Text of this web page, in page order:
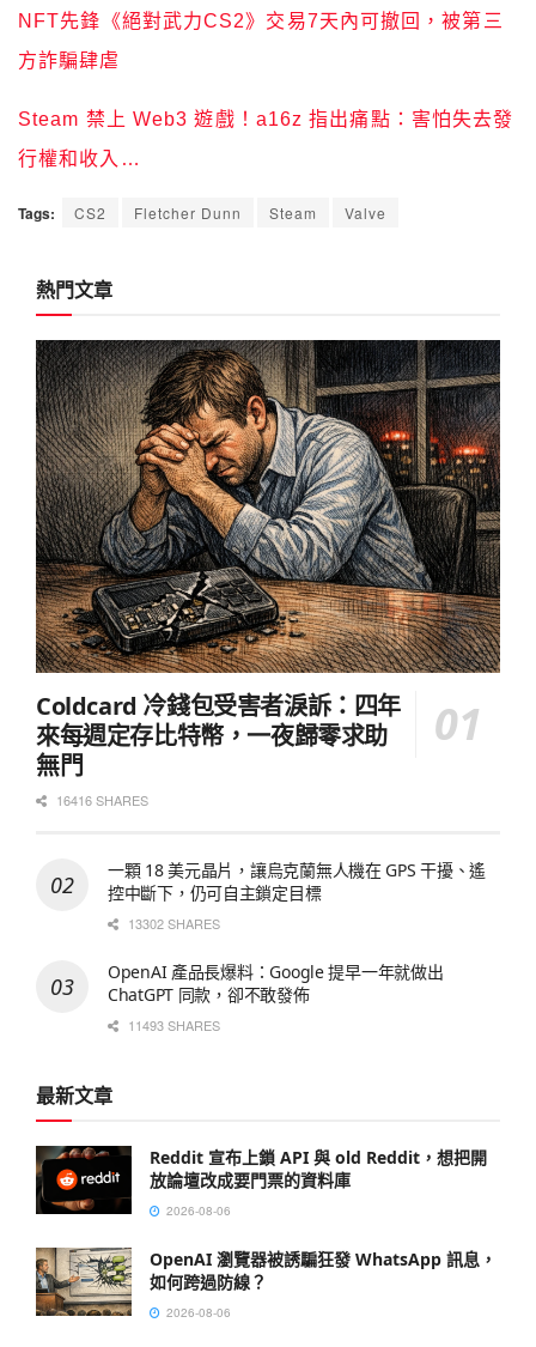
NFT先鋒《絕對武力CS2》交易7天內可撤回，被第三
方詐騙肆虐
Steam 禁上 Web3 遊戲！a16z 指出痛點：害怕失去發
行權和收入…
Tags: CS2 Fletcher Dunn Steam Valve
熱門文章
Coldcard 冷錢包受害者淚訴：四年
來每週定存比特幣，一夜歸零求助
無門
16416 SHARES
一顆 18 美元晶片，讓烏克蘭無人機在 GPS 干擾、遙
控中斷下，仍可自主鎖定目標
13302 SHARES
OpenAI 產品長爆料：Google 提早一年就做出
ChatGPT 同款，卻不敢發佈
11493 SHARES
最新文章
Reddit 宣布上鎖 API 與 old Reddit，想把開
放論壇改成要門票的資料庫
2026-08-06
OpenAI 瀏覽器被誘騙狂發 WhatsApp 訊息，
如何跨過防線？
2026-08-06